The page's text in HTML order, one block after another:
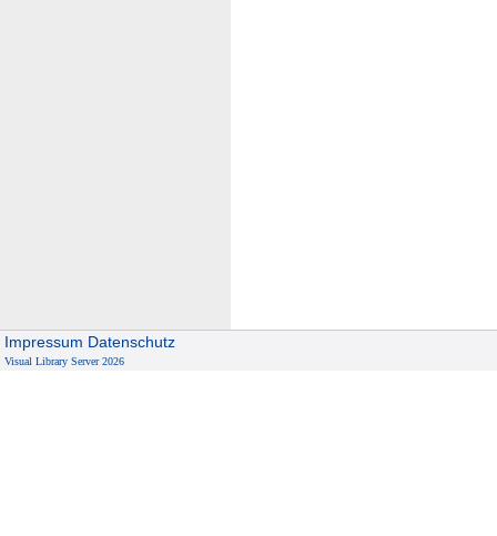
Impressum Datenschutz
Visual Library Server 2026